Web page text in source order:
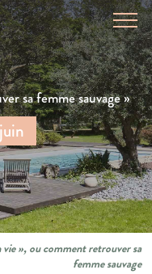
sa femme sauvage »
vie », ou comment retrouver sa
femme sauvage